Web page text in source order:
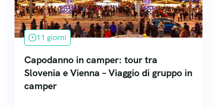
11 giorni
Capodanno in camper: tour tra
Slovenia e Vienna – Viaggio di gruppo in
camper